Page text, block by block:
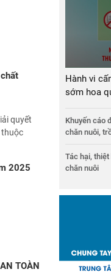
quyết
thuộc
2025
TOÀN
Hành vi
sớm hoa
Khuyến cáo
chăn nuôi,
Tác hại,
chăn nuôi